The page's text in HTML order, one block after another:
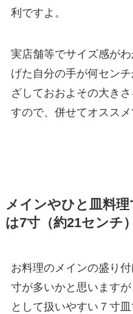
利ですよ。
実店舗等でサイズ感が
げた自分の手が何セン
ざしておおよその大き
すので、併せてオススメ
メインやひと皿料
は7寸（約21センチ）
お料理のメインの盛り
寸が多いかと思いますが
として扱いやすい７寸